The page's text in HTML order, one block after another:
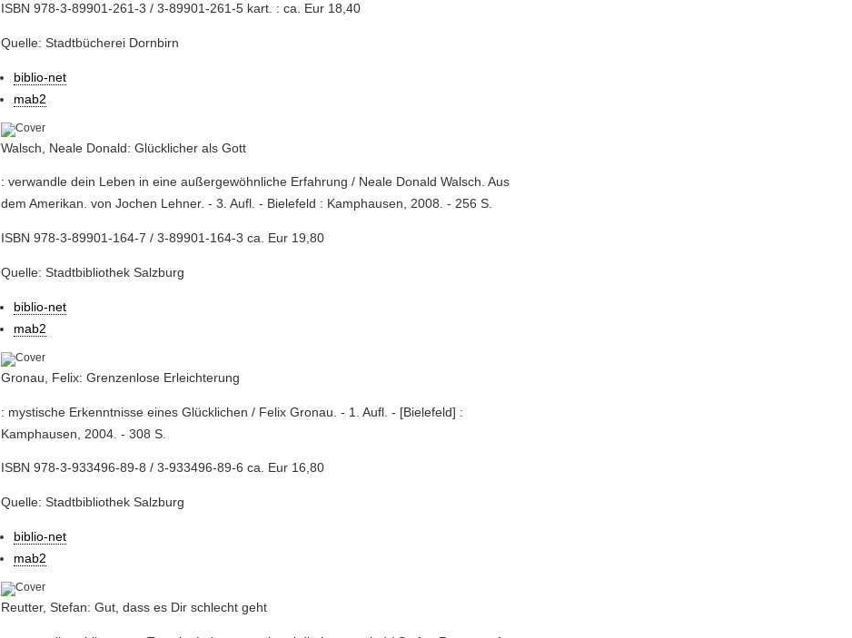
ISBN 978-3-89901-261-3 / 3-89901-261-5 kart. : ca. Eur 18,40
Quelle: Stadtbücherei Dornbirn
biblio-net
mab2
Walsch, Neale Donald: Glücklicher als Gott
: verwandle dein Leben in eine außergewöhnliche Erfahrung / Neale Donald Walsch. Aus
dem Amerikan. von Jochen Lehner. - 3. Aufl. - Bielefeld : Kamphausen, 2008. - 256 S.
ISBN 978-3-89901-164-7 / 3-89901-164-3 ca. Eur 19,80
Quelle: Stadtbibliothek Salzburg
biblio-net
mab2
Gronau, Felix: Grenzenlose Erleichterung
: mystische Erkenntnisse eines Glücklichen / Felix Gronau. - 1. Aufl. - [Bielefeld] :
Kamphausen, 2004. - 308 S.
ISBN 978-3-933496-89-8 / 3-933496-89-6 ca. Eur 16,80
Quelle: Stadtbibliothek Salzburg
biblio-net
mab2
Reutter, Stefan: Gut, dass es Dir schlecht geht